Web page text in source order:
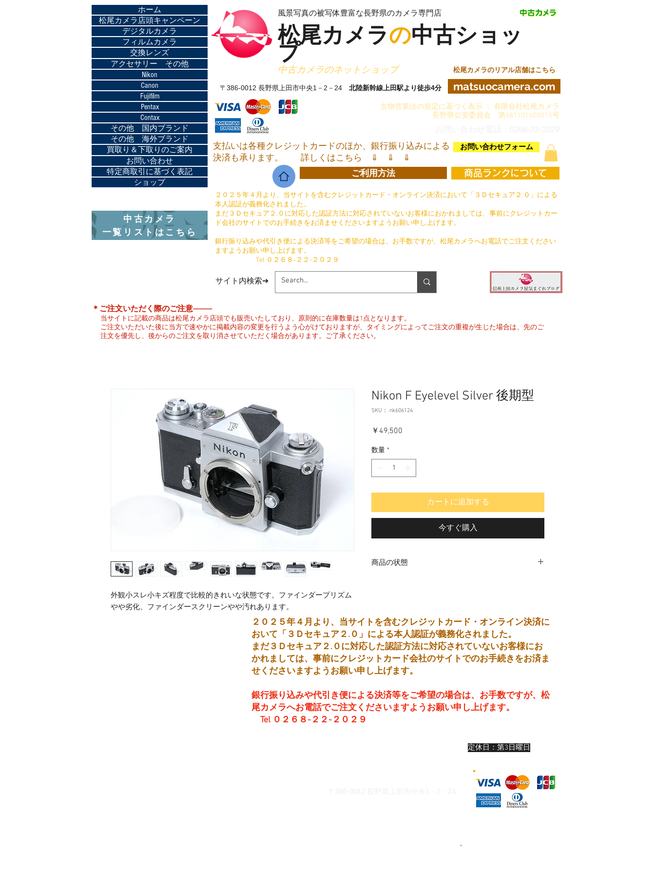
ホーム
松尾カメラ店頭キャンペーン
デジタルカメラ
フィルムカメラ
交換レンズ
アクセサリー その他
Nikon
Canon
Fujifilm
Pentax
Contax
その他 国内ブランド
その他 海外ブランド
買取り＆下取りのご案内
お問い合わせ
特定商取引に基づく表記
ショップ
中古カメラ
一覧リストはこちら
​風景写真の被写体豊富な長野県のカメラ専門店
松尾カメラの中古ショッ
プ
​中古カメラのネットショップ 松尾カメラのリアル店舗はこちら
〒386-0012 長野県上田市中央1－2－24 北陸新幹線上田駅より徒歩4分 matsuocamera.com
古物営業法の規定に基づく表示 ： 有限会社松尾カメラ
長野県公安委員会 第481101400015号
支払いは各種クレジットカードのほか、銀行振り込みによる
決済も承ります。 詳しくはこちら ⇓ ⇓ ⇓
ご利用方法
お問い合わせフォーム
商品ランクについて
２０２５年４月より、当サイトを含むクレジットカード・オンライン決済において「３Ｄセキュア２.０」による
本人認証が義務化されました。
まだ３Ｄセキュア２.０に対応した認証方法に対応されていないお客様におかれましては、事前にクレジットカー
ド会社のサイトでのお手続きをお済ませくださいますようお願い申し上げます。
銀行振り込みや代引き便による決済等をご希望の場合は、お手数ですが、松尾カメラへお電話でご注文ください
ますようお願い申し上げます。
​ Tel ０２６８-２２-２０２９
​サイト内検索➔
​＊ご注文いただく際のご注意———
外観小スレ小キズ程度で比較的きれいな状態です。ファインダープリズム
やや劣化、ファインダースクリーンやや汚れあります。
Nikon F Eyelevel Silver 後期型
SKU： nk606124
￥49,500
数量 *
カートに追加する
今すぐ購入
商品の状態
当サイトに記載の商品は松尾カメラ店頭でも販売いたしており、原則的に在庫数量は1点となります。
ご注文いただいた後に当方で速やかに掲載内容の変更を行うよう心がけておりますが、タイミングによってご注文の重複が生じた場合は、先のご
注文を優先し、後からのご注文を取り消させていただく場合があります。ご了承ください。
２０２５年４月より、当サイトを含むクレジットカード・オンライン決済に
おいて「３Ｄセキュア２.０」による本人認証が義務化されました。
まだ３Ｄセキュア２.０に対応した認証方法に対応されていないお客様にお
かれましては、事前にクレジットカード会社のサイトでのお手続きをお済ま
せくださいますようお願い申し上げます。
銀行振り込みや代引き便による決済等をご希望の場合は、お手数ですが、松
尾カメラへお電話でご注文くださいますようお願い申し上げます。
Tel ０２６８-２２-２０２９
定休日：第3日曜日
、